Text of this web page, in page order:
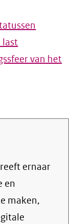
last
van het
en
maken,